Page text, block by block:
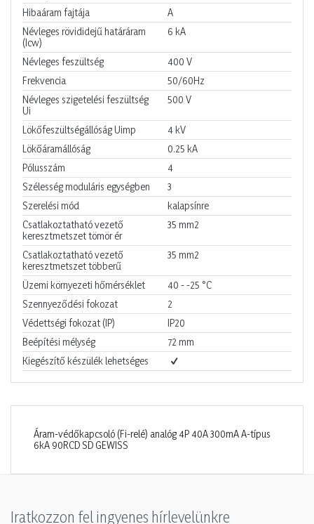
Hibaáram fajtája
A
Névleges rövididejű határáram
(Icw)
6 kA
Névleges feszültség 400 V
Frekvencia
50/60Hz
Névleges szigetelési feszültség
Ui
500 V
Lökőfeszültségállóság Uimp 4 kV
Lökőáramállóság
0.25 kA
Pólusszám
4
Szélesség moduláris egységben
3
Szerelési mód
kalapsínre
Csatlakoztatható vezető
keresztmetszet tömör ér
35 mm2
Csatlakoztatható vezető
keresztmetszet többerű
35 mm2
Üzemi környezeti hőmérséklet 40 - -25 °C
Szennyeződési fokozat
2
Védettségi fokozat (IP)
IP20
Beépítési mélység
72 mm
Kiegészítő készülék lehetséges
Áram-védőkapcsoló (Fi-relé) analóg 4P 40A 300mA A-típus
6kA 90RCD SD GEWISS
Iratkozzon fel ingyenes hírlevelünkre